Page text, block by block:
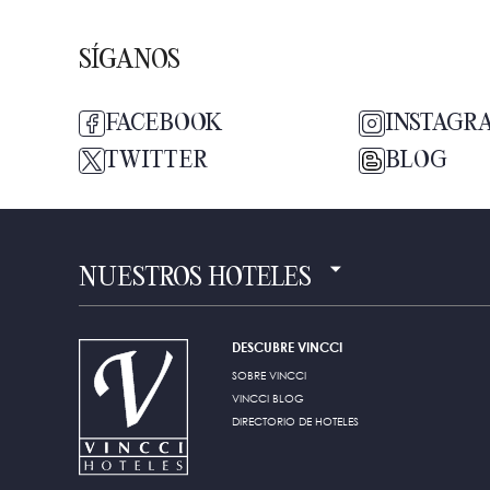
SÍGANOS
FACEBOOK
TWITTER
BLOG
NUESTROS HOTELES
DESCUBRE VINCCI
SOBRE VINCCI
VINCCI BLOG
DIRECTORIO DE HOTELES